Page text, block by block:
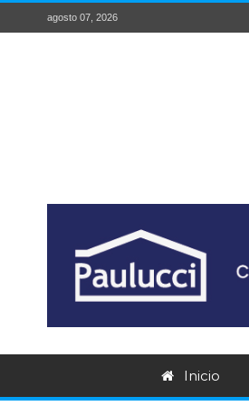
agosto 07, 2026
Inicio